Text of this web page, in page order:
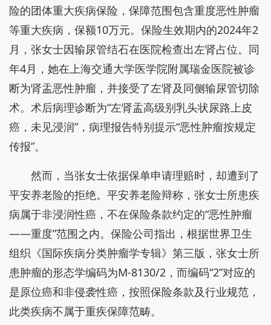
险的团体重大疾病保险，保障范围包含重度恶性肿瘤
等重大疾病，保额10万元。保险生效期内的2024年2
月，张女士因输尿管结石在医院检查出左肾占位。同
年4月，她在上海交通大学医学院附属瑞金医院被诊
断为肾盂恶性肿瘤，并接受了左肾及同侧输尿管切除
术。术后病理诊断为“左肾盂高级别乳头状尿路上皮
癌，未见浸润”，病理报告特别提示“恶性肿瘤按规定
传报”。
然而，当张女士依据保单申请理赔时，却遭到了
平安养老险的拒绝。平安养老险辩称，张女士所患疾
病属于非浸润性癌，不在保险条款约定的“恶性肿瘤
——重度”范围之内。保险公司指出，根据世界卫生
组织《国际疾病分类肿瘤学专辑》第三版，张女士所
患肿瘤的形态学编码为M-8130/2，而编码“2”对应的
是原位癌和非侵袭性癌，按照保险条款及行业规范，
此类疾病不属于重疾保障范畴。